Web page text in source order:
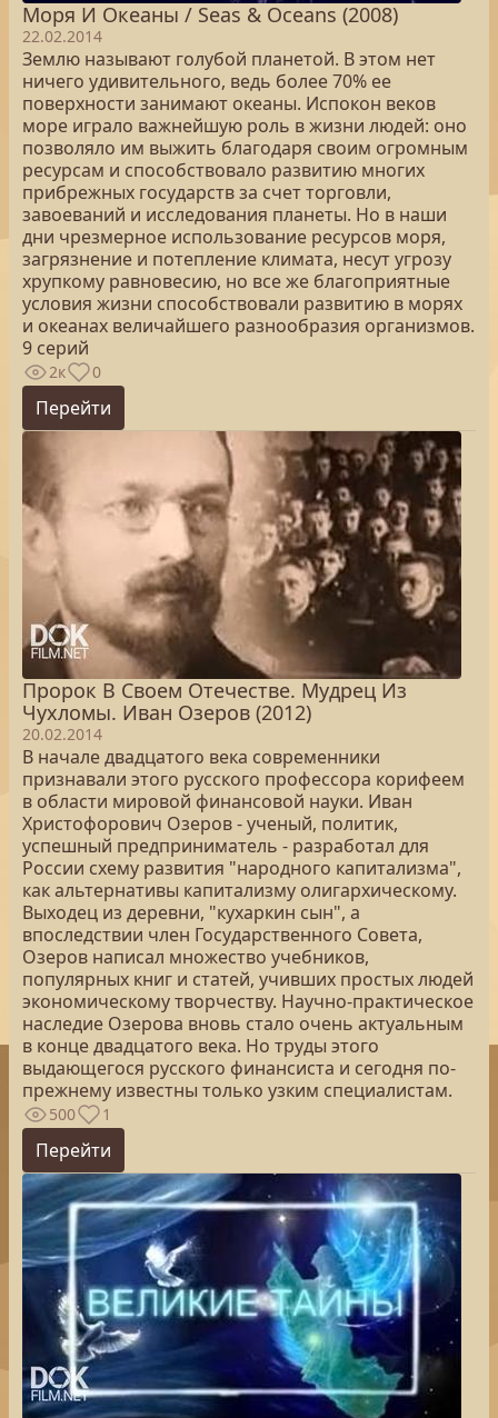
Моря И Океаны / Seas & Oceans (2008)
22.02.2014
Землю называют голубой планетой. В этом нет
ничего удивительного, ведь более 70% ее
поверхности занимают океаны. Испокон веков
море играло важнейшую роль в жизни людей: оно
позволяло им выжить благодаря своим огромным
ресурсам и способствовало развитию многих
прибрежных государств за счет торговли,
завоеваний и исследования планеты. Но в наши
дни чрезмерное использование ресурсов моря,
загрязнение и потепление климата, несут угрозу
хрупкому равновесию, но все же благоприятные
условия жизни способствовали развитию в морях
и океанах величайшего разнообразия организмов.
9 серий
2к 0
Перейти
Пророк В Своем Отечестве. Мудрец Из
Чухломы. Иван Озеров (2012)
20.02.2014
В начале двадцатого века современники
признавали этого русского профессора корифеем
в области мировой финансовой науки. Иван
Христофорович Озеров - ученый, политик,
успешный предприниматель - разработал для
России схему развития "народного капитализма",
как альтернативы капитализму олигархическому.
Выходец из деревни, "кухаркин сын", а
впоследствии член Государственного Совета,
Озеров написал множество учебников,
популярных книг и статей, учивших простых людей
экономическому творчеству. Научно-практическое
наследие Озерова вновь стало очень актуальным
в конце двадцатого века. Но труды этого
выдающегося русского финансиста и сегодня по-
прежнему известны только узким специалистам.
500 1
Перейти